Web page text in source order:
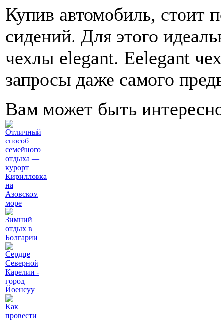
Купив автомобиль, стоит
сидений. Для этого
чехлы elegant. Eelegant
запросы даже самого
Вам может быть
Отличный
способ
семейного
отдыха —
курорт
Кирилловка
на
Азовском
море
Зимний
отдых в
Болгарии
Сердце
Северной
Карелии -
город
Йоенсуу
Как
провести